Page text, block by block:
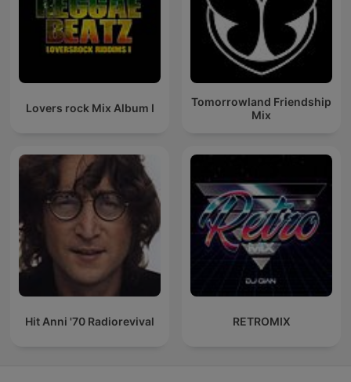
Lovers rock Mix Album I
Tomorrowland Friendship
Mix
Hit Anni '70 Radiorevival RETROMIX